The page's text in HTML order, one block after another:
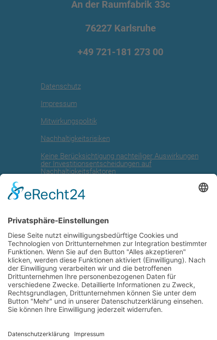
An der Raumfabrik 33c
76227 Karlsruhe
+49 721-181 273 00
Datenschutz
Impressum
Mitwirkungspolitik
Nachhaltigkeitsrisiken
Keine Berücksichtigung nachteiliger Auswirkungen
der Investitionsentscheidungen auf
Nachhaltigkeitsfaktoren
Angaben zur EU Taxonomie